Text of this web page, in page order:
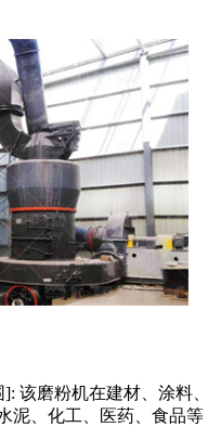
该磨粉机在建材、涂料、
泥、化工、医药、食品等